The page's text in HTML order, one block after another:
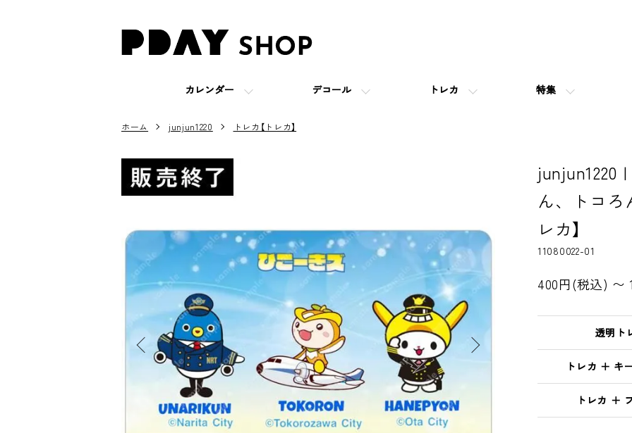
カレンダー デコール トレカ 特集
ホーム junjun1220 トレカ【トレカ】
junjun1220
ん、トコろ
レカ】
11080022-01
400円(税込) 〜
透明ト
トレカ ＋ キ
トレカ ＋